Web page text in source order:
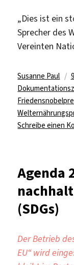
„Dies ist ein
Sprecher des
Vereinten
Autor
Susanne Paul
Schreibe einen
Agenda
(SDGs)
Der Betrieb
EU“ wird